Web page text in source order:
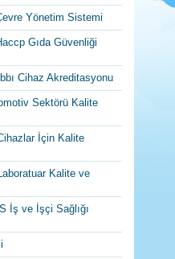
Yönetim Sistemi
Gıda Güvenliği
Cihaz Akreditasyonu
Sektörü Kalite
İçin Kalite
Kalite ve
İş ve İşçi Sağlığı